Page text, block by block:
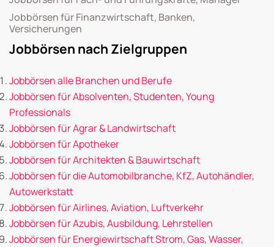
Jobbörsen für Finanzwirtschaft, Banken,
Versicherungen
Jobbörsen nach Zielgruppen
Jobbörsen alle Branchen und Berufe
Jobbörsen für Absolventen, Studenten, Young
Professionals
Jobbörsen für Agrar & Landwirtschaft
Jobbörsen für Apotheker
Jobbörsen für Architekten & Bauwirtschaft
Jobbörsen für die Automobilbranche, KfZ, Autohändler,
Autowerkstatt
Jobbörsen für Airlines, Aviation, Luftverkehr
Jobbörsen für Azubis, Ausbildung, Lehrstellen
Jobbörsen für Energiewirtschaft Strom, Gas, Wasser,